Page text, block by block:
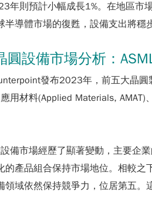
年則預計小幅成長1%。在地區市
半導體市場的復甦，設備支出將穩
設備市場分析：
發布2023年，前五大晶
用材料(Applied Materials,
備市場經歷了顯著變動，主要企
的產品組合保持市場地位。相較之
領域依然保持競爭力，位居第五。